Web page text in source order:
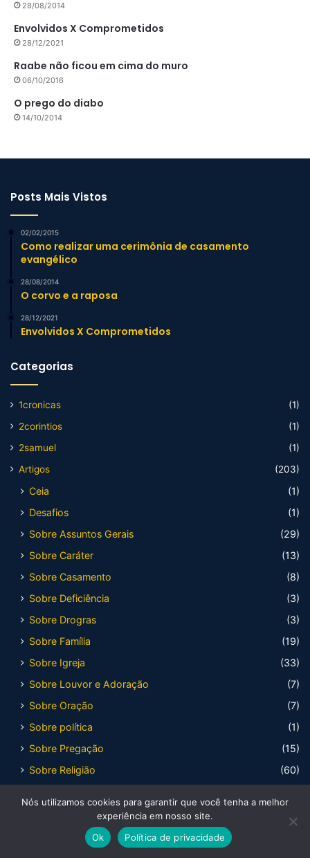
28/08/2014
Envolvidos X Comprometidos
28/12/2021
Raabe não ficou em cima do muro
06/10/2016
O prego do diabo
14/10/2014
Posts Mais Vistos
02/02/2015
Como realizar uma cerimônia de casamento
evangélico
28/08/2014
O corvo e a raposa
28/12/2021
Envolvidos X Comprometidos
Categorias
1cronicas
(1)
2corintios
(1)
2samuel
(1)
Artigos
(203)
Ceia
(1)
Desafios
(1)
Sobre Assuntos Gerais
(29)
Sobre Caráter
(13)
Sobre Casamento
(8)
Sobre Deficiência
(3)
Sobre Drogras
(3)
Sobre Família
(19)
Sobre Igreja
(33)
Sobre Louvor e Adoração
(7)
Sobre Oração
(7)
Sobre política
(1)
Sobre Pregação
(15)
Sobre Religião
(60)
david messias
Nós utilizamos cookies para garantir que você tenha a melhor
experiência em nosso site.
Ok
Política de privacidade